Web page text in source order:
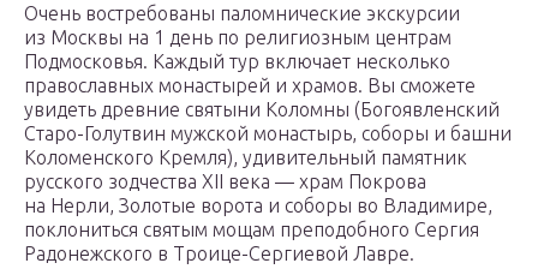
Очень востребованы паломнические экскурсии
из Москвы на 1 день по религиозным центрам
Подмосковья. Каждый тур включает несколько
православных монастырей и храмов. Вы сможете
увидеть древние святыни Коломны (Богоявленский
Старо-Голутвин мужской монастырь, соборы и башни
Коломенского Кремля), удивительный памятник
русского зодчества XII века — храм Покрова
на Нерли, Золотые ворота и соборы во Владимире,
поклониться святым мощам преподобного Сергия
Радонежского в Троице-Сергиевой Лавре.